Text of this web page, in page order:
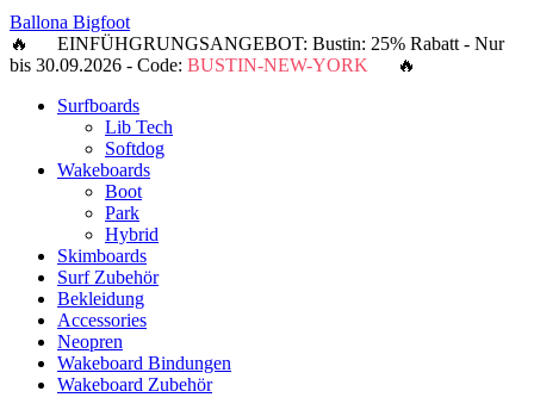
Ballona Bigfoot
🔥 EINFÜHGRUNGSANGEBOT: Bustin: 25% Rabatt - Nur
bis 30.09.2026 - Code: BUSTIN-NEW-YORK 🔥
Surfboards
Lib Tech
Softdog
Wakeboards
Boot
Park
Hybrid
Skimboards
Surf Zubehör
Bekleidung
Accessories
Neopren
Wakeboard Bindungen
Wakeboard Zubehör